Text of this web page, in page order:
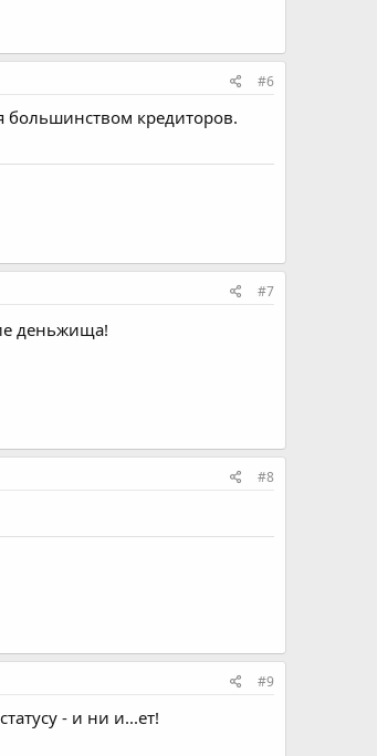
#6
большинством кредиторов.
#7
деньжища!
#8
#9
- и ни и...ет!